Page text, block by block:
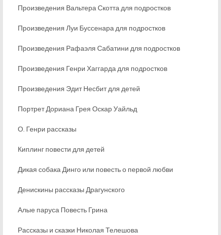
Произведения Вальтера Скотта для подростков
Произведения Луи Буссенара для подростков
Произведения Рафаэля Сабатини для подростков
Произведения Генри Хаггарда для подростков
Произведения Эдит Несбит для детей
Портрет Дориана Грея Оскар Уайльд
О. Генри рассказы
Киплинг повести для детей
Дикая собака Динго или повесть о первой любви
Денискины рассказы Драгунского
Алые паруса Повесть Грина
Рассказы и сказки Николая Телешова